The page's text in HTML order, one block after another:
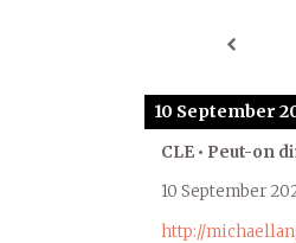
10 September
CLE • Peut-on
10 September
http://